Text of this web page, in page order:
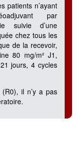
patients n’ayant
par
suivie d’une
chez tous les
de la recevoir,
80 mg/m² J1,
jours, 4 cycles
il n’y a pas